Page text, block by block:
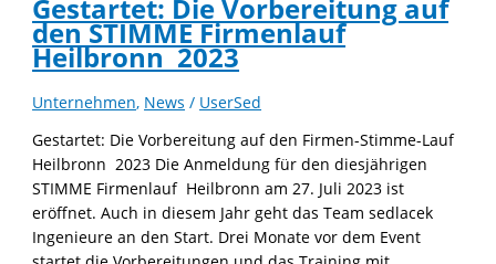
Gestartet: Die Vorbereitung auf
den STIMME Firmenlauf
Heilbronn 2023
Unternehmen, News / UserSed
Gestartet: Die Vorbereitung auf den Firmen-Stimme-Lauf
Heilbronn 2023 Die Anmeldung für den diesjährigen
STIMME Firmenlauf Heilbronn am 27. Juli 2023 ist
eröffnet. Auch in diesem Jahr geht das Team sedlacek
Ingenieure an den Start. Drei Monate vor dem Event